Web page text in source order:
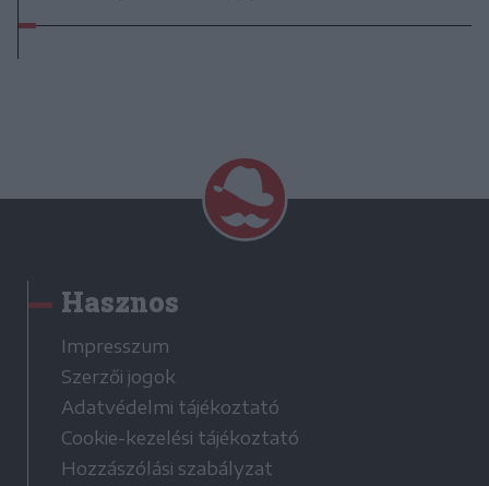
Hasznos
Impresszum
Szerzői jogok
Adatvédelmi tájékoztató
Cookie-kezelési tájékoztató
Hozzászólási szabályzat